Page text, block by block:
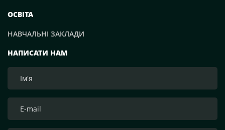
НАПИСАТИ НАМ
ОСВІТА
НАВЧАЛЬНІ ЗАКЛАДИ